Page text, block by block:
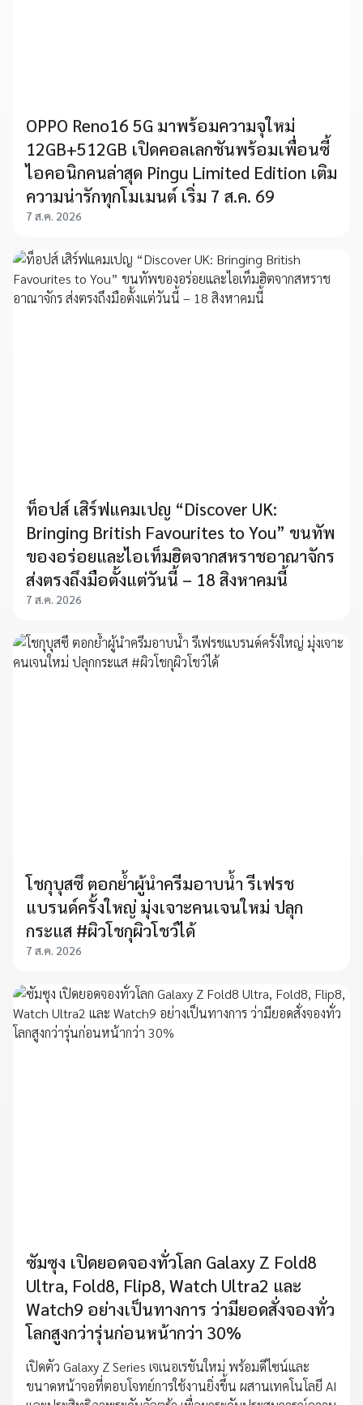
OPPO Reno16 5G มาพร้อมความจุใหม่
12GB+512GB เปิดคอลเลกชันพร้อมเพื่อนซี้
ไอคอนิกคนล่าสุด Pingu Limited Edition เติม
ความน่ารักทุกโมเมนต์ เริ่ม 7 ส.ค. 69
7 ส.ค. 2026
ท็อปส์ เสิร์ฟแคมเปญ “Discover UK:
Bringing British Favourites to You” ขนทัพ
ของอร่อยและไอเท็มฮิตจากสหราชอาณาจักร
ส่งตรงถึงมือตั้งแต่วันนี้ – 18 สิงหาคมนี้
7 ส.ค. 2026
โชกุบุสซึ ตอกย้ำผู้นำครีมอาบน้ำ รีเฟรช
แบรนด์ครั้งใหญ่ มุ่งเจาะคนเจนใหม่ ปลุก
กระแส #ผิวโชกุผิวโชว์ได้
7 ส.ค. 2026
ซัมซุง เปิดยอดจองทั่วโลก Galaxy Z Fold8
Ultra, Fold8, Flip8, Watch Ultra2 และ
Watch9 อย่างเป็นทางการ ว่ามียอดสั่งจองทั่ว
โลกสูงกว่ารุ่นก่อนหน้ากว่า 30%
เปิดตัว Galaxy Z Series เจเนอเรชันใหม่ พร้อมดีไซน์และ
ขนาดหน้าจอที่ตอบโจทย์การใช้งานยิ่งขึ้น ผสานเทคโนโลยี AI